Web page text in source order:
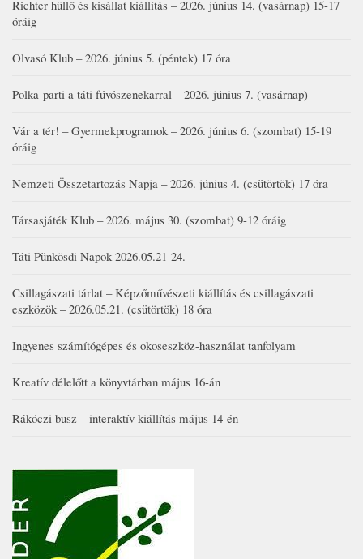
Richter hüllő és kisállat kiállítás – 2026. június 14. (vasárnap) 15-17
óráig
Olvasó Klub – 2026. június 5. (péntek) 17 óra
Polka-parti a táti fúvószenekarral – 2026. június 7. (vasárnap)
Vár a tér! – Gyermekprogramok – 2026. június 6. (szombat) 15-19
óráig
Nemzeti Összetartozás Napja – 2026. június 4. (csütörtök) 17 óra
Társasjáték Klub – 2026. május 30. (szombat) 9-12 óráig
Táti Pünkösdi Napok 2026.05.21-24.
Csillagászati tárlat – Képzőművészeti kiállítás és csillagászati
eszközök – 2026.05.21. (csütörtök) 18 óra
Ingyenes számítógépes és okoseszköz-használat tanfolyam
Kreatív délelőtt a könyvtárban május 16-án
Rákóczi busz – interaktív kiállítás május 14-én